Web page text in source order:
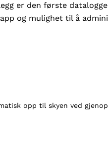
er den første
og mulighet til å
opp til skyen ved